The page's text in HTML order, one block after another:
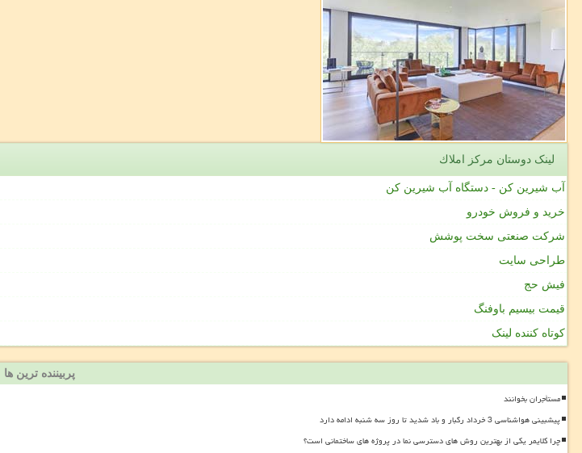
لینک دوستان مركز املاك
آب شیرین کن - دستگاه آب شیرین کن
خرید و فروش خودرو
شرکت صنعتی سخت پوشش
طراحی سایت
فیش حج
قیمت بیسیم باوفنگ
کوتاه کننده لینک
پربیننده ترین ها
مستأجران بخوانند
پیشبینی هواشناسی 3 خرداد رگبار و باد شدید تا روز سه شنبه ادامه دارد
چرا کلایمر یکی از بهترین روش های دسترسی نما در پروژه های ساختمانی است؟